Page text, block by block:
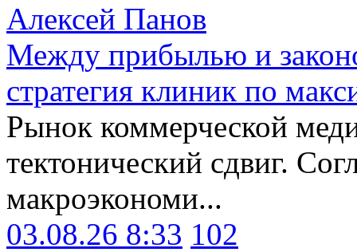
Алексей Панов
Между прибылью и
стратегия клиник по
Рынок коммерческой
тектонический сдвиг.
макроэкономи...
03.08.26 8:33 102